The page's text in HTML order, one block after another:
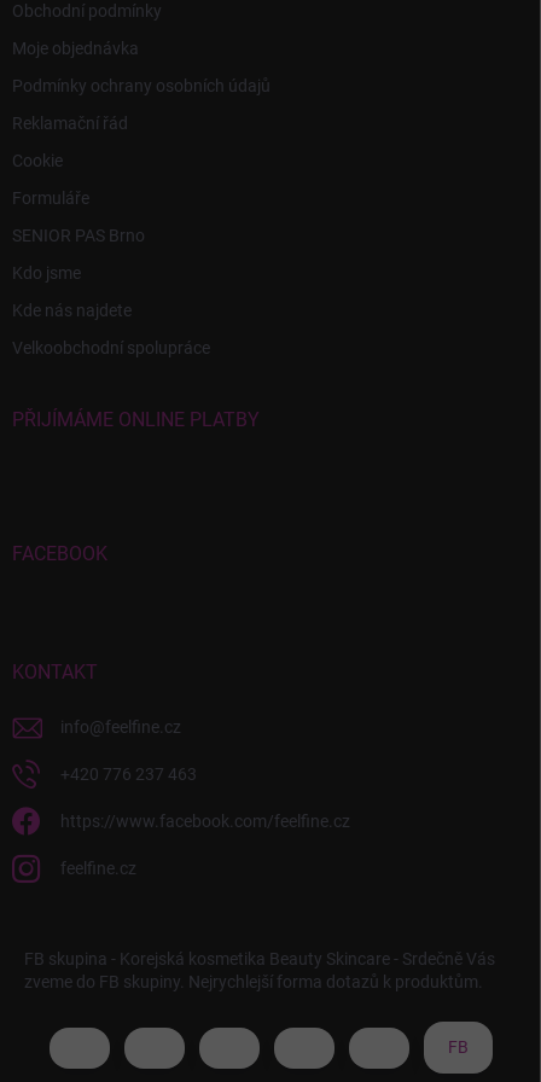
Obchodní podmínky
Moje objednávka
Podmínky ochrany osobních údajů
Reklamační řád
Cookie
Formuláře
SENIOR PAS Brno
Kdo jsme
Kde nás najdete
Velkoobchodní spolupráce
PŘIJÍMÁME ONLINE PLATBY
FACEBOOK
KONTAKT
info@feelfine.cz
+420 776 237 463
https://www.facebook.com/feelfine.cz
feelfine.cz
FB skupina - Korejská kosmetika Beauty Skincare - Srdečně Vás
zveme do FB skupiny. Nejrychlejší forma dotazů k produktům.
FB